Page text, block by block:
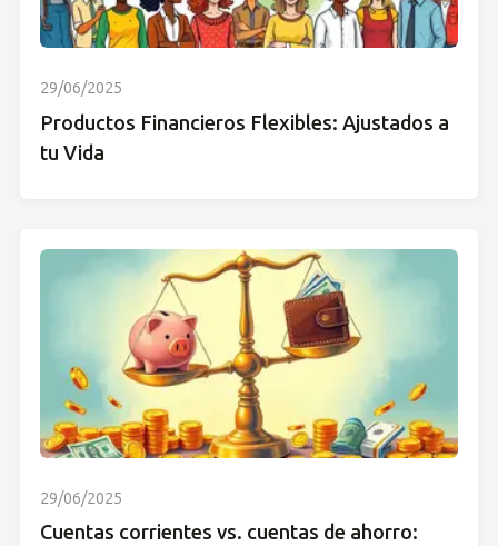
29/06/2025
Productos Financieros Flexibles: Ajustados a
tu Vida
29/06/2025
Cuentas corrientes vs. cuentas de ahorro: